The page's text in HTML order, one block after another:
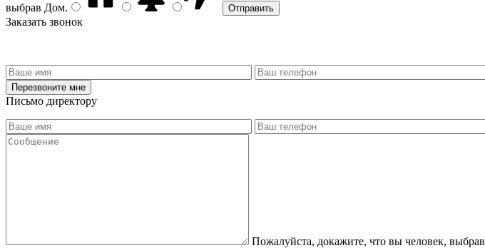
выбрав Дом.
Заказать звонок
Письмо директору
Пожалуйста, докажите, что вы человек, выбрав